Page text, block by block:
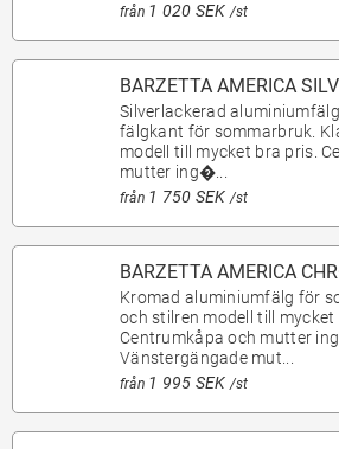
från 1 020 SEK /st
BARZETTA AMERICA
Silverlackerad
fälgkant för sommarbruk.
modell till mycket bra pris.
mutter ing�...
från 1 750 SEK /st
BARZETTA AMERICA
Kromad aluminiumfälg för
och stilren modell till mycket
Centrumkåpa och mutter
Vänstergängade mut...
från 1 995 SEK /st